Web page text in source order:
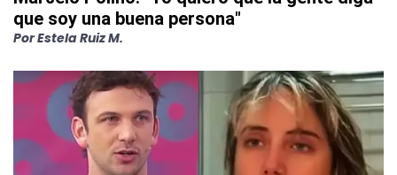
que soy una buena persona"
PorEstela Ruiz M.